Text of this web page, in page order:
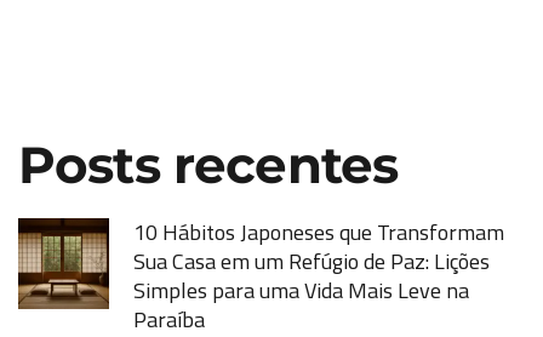
Posts recentes
10 Hábitos Japoneses que Transformam
Sua Casa em um Refúgio de Paz: Lições
Simples para uma Vida Mais Leve na
Paraíba